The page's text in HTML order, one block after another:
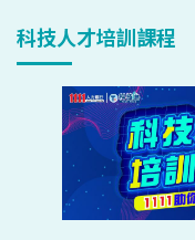
科技人才培訓課程